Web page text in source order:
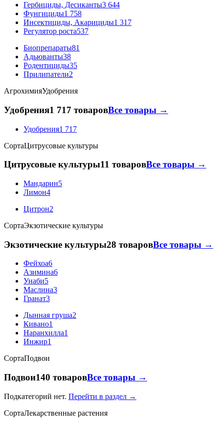
Гербициды, Десиканты3 644
Фунгициды1 758
Инсектициды, Акарициды1 317
Регулятор роста537
Биопрепараты81
Адьюванты38
Родентициды35
Прилипатели2
АгрохимияУдобрения
Удобрения1 717 товаровВсе товары →
Удобрения1 717
СортаЦитрусовые культуры
Цитрусовые культуры11 товаровВсе товары →
Мандарин5
Лимон4
Цитрон2
СортаЭкзотические культуры
Экзотические культуры28 товаровВсе товары →
Фейхоа6
Азимина6
Унаби5
Маслина3
Гранат3
Дынная груша2
Кивано1
Наранхилла1
Инжир1
СортаПодвои
Подвои140 товаровВсе товары →
Подкатегорий нет. Перейти в раздел →
СортаЛекарственные растения